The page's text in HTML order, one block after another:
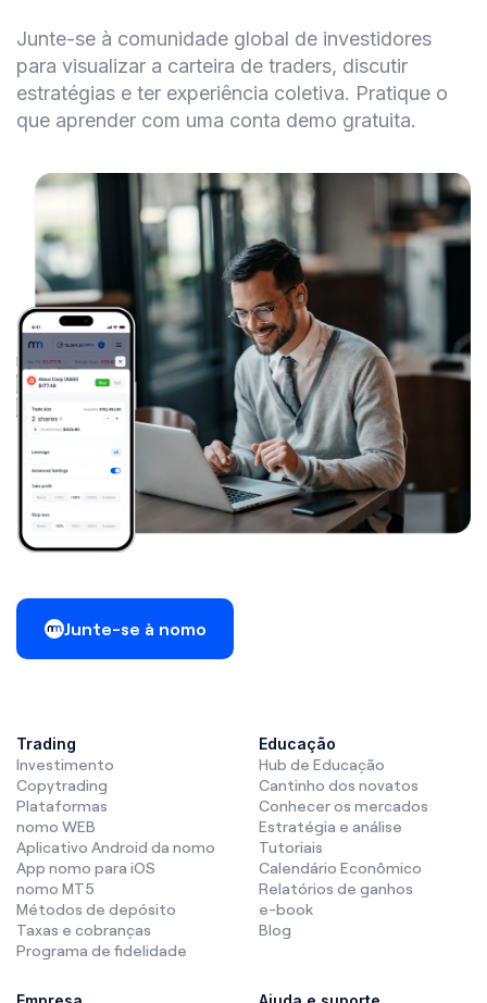
Junte-se à comunidade global de investidores
para visualizar a carteira de traders, discutir
estratégias e ter experiência coletiva. Pratique o
que aprender com uma conta demo gratuita.
Junte-se à nomo
Trading
Investimento
Copytrading
Plataformas
nomo WEB
Aplicativo Android da nomo
App nomo para iOS
nomo MT5
Métodos de depósito
Taxas e cobranças
Programa de fidelidade
Educação
Hub de Educação
Cantinho dos novatos
Conhecer os mercados
Estratégia e análise
Tutoriais
Calendário Econômico
Relatórios de ganhos
e-book
Blog